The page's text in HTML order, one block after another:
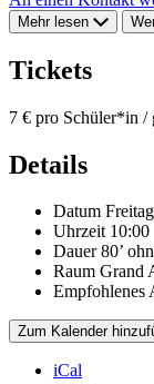
Mehr lesen
Tickets
7 € pro Schüler*in /
Details
Datum
Uhrzeit 10:00
Dauer 80’
Raum Grand
Empfohlenes
Zum Kalender
iCal